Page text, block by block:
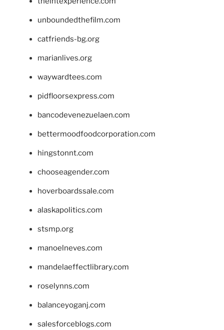
unboundedthefilm.com
catfriends-bg.org
marianlives.org
waywardtees.com
pidfloorsexpress.com
bancodevenezuelaen.com
bettermoodfoodcorporation.com
hingstonnt.com
chooseagender.com
hoverboardssale.com
alaskapolitics.com
stsmp.org
manoelneves.com
mandelaeffectlibrary.com
roselynns.com
balanceyoganj.com
salesforceblogs.com